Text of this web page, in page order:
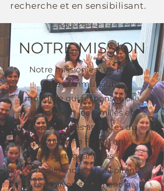
recherche et en sensibilisant.
NOTRE MISSION
Notre mission est de bâtir
une communauté
mondiale qui responsabilise
et soutient les familles et
les personnes atteintes du
syndrome FOXP1 en
partageant des
connaissances, en inspirant
l'espoir, en soutenant la